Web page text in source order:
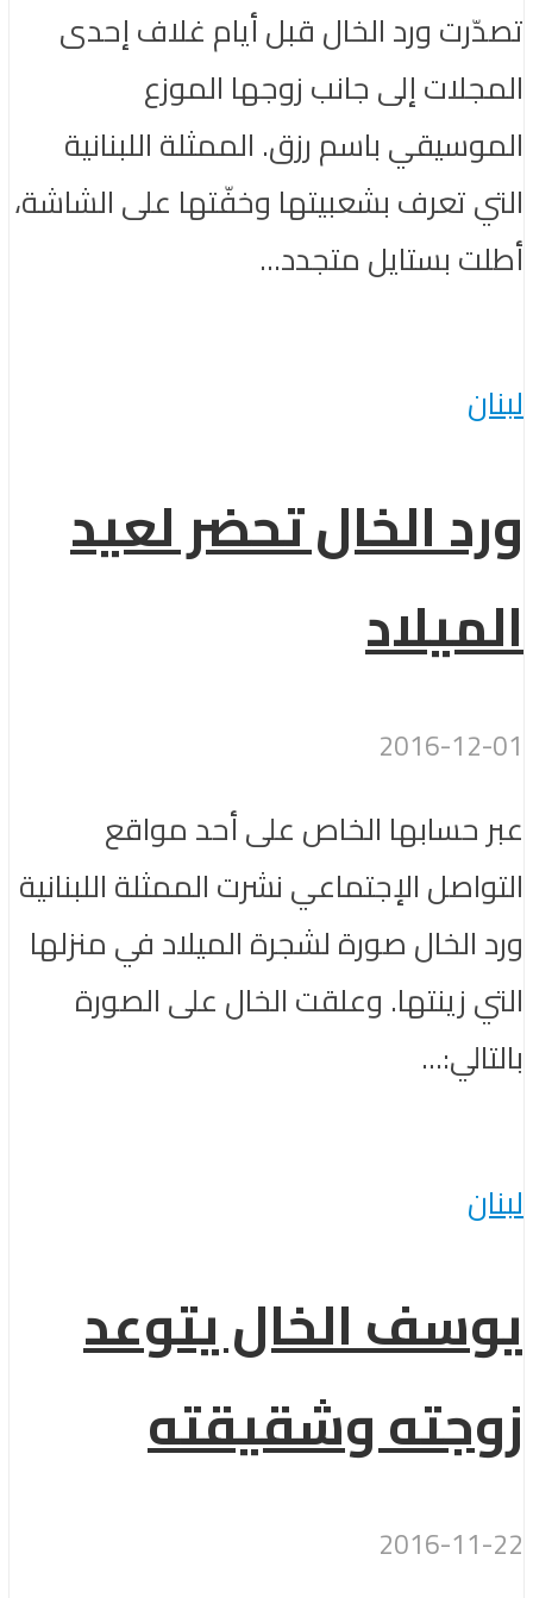
تصدّرت ورد الخال قبل أيام غلاف إحدى
المجلات إلى جانب زوجها الموزع
الموسيقي باسم رزق. الممثلة اللبنانية
التي تعرف بشعبيتها وخفّتها على الشاشة،
أطلت بستايل متجدد...
لبنان
ورد الخال تحضر لعيد
الميلاد
2016-12-01
عبر حسابها الخاص على أحد مواقع
التواصل الإجتماعي نشرت الممثلة اللبنانية
ورد الخال صورة لشجرة الميلاد في منزلها
التي زينتها. وعلقت الخال على الصورة
بالتالي:...
لبنان
يوسف الخال يتوعد
زوجته وشقيقته
2016-11-22